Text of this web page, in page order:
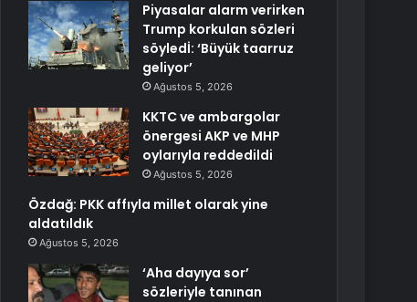
Piyasalar alarm verirken
Trump korkulan sözleri
söyledİ: ‘Büyük taarruz
geliyor’
Ağustos 5, 2026
KKTC ve ambargolar
önergesi AKP ve MHP
oylarıyla reddedildi
Ağustos 5, 2026
Özdağ: PKK affıyla millet olarak yine
aldatıldık
Ağustos 5, 2026
‘Aha dayıya sor’
sözleriyle tanınan